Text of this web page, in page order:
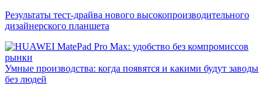
Результаты тест-драйва нового высокопроизводительного
дизайнерского планшета
рынки
Умные производства: когда появятся и какими будут заводы
без людей